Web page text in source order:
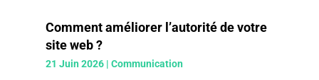
Comment améliorer l’autorité de votre
site web ?
21 Juin 2026| Communication